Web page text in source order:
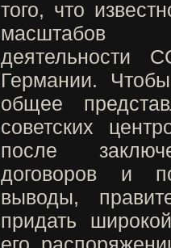
того, что
масштабов
деятельности
Германии.
общее
советских
после
договоров и
выводы,
придать